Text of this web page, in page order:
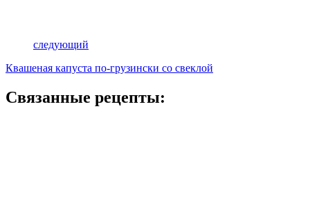
следующий
Квашеная капуста по-грузински со свеклой
Связанные рецепты: